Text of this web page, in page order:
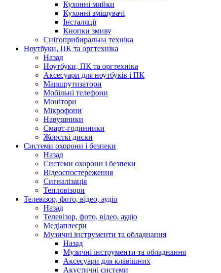
Кухонні мийки
Кухонні змішувачі
Інсталяції
Кнопки змиву
Снігоприбиральна техніка
Ноутбуки, ПК та оргтехніка
Назад
Ноутбуки, ПК та оргтехніка
Аксесуари для ноутбуків і ПК
Маршрутизатори
Мобільні телефони
Монітори
Мікрофони
Навушники
Смарт-годинники
Жорсткі диски
Системи охорони і безпеки
Назад
Системи охорони і безпеки
Відеоспостереження
Сигналізація
Тепловізори
Телевізор, фото, відео, аудіо
Назад
Телевізор, фото, відео, аудіо
Медіаплеєри
Музичні інструменти та обладнання
Назад
Музичні інструменти та обладнання
Аксесуари для клавішних
Акустичні системи